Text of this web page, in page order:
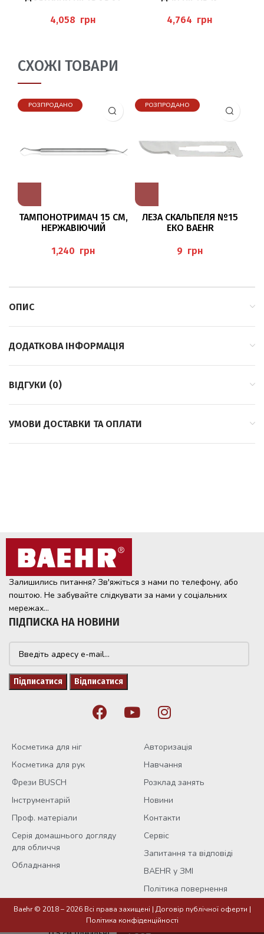
15 ММ BAEHR
грн
КІНЧИКАМИ BAEHR
грн
СХОЖІ ТОВАРИ
РОЗПРОДАНО
ТАМПОНОТРИМАЧ 15 СМ,
НЕРЖАВІЮЧИЙ
грн
РОЗПРОДАНО
ЛЕЗА СКАЛЬПЕЛЯ №15
ЕКО BAEHR
грн
ОПИС
ДОДАТКОВА ІНФОРМАЦІЯ
ВІДГУКИ (0)
УМОВИ ДОСТАВКИ ТА ОПЛАТИ
Залишились питання? Зв'яжіться з нами по телефону, або
поштою. Не забувайте слідкувати за нами у соціальних
мережах...
ПІДПИСКА НА НОВИНИ
Косметика для ніг
Косметика для рук
Фрези BUSCH
Інструментарій
Проф. матеріали
Серія домашнього догляду
для обличчя
Обладнання
Авторизація
Навчання
Розклад занять
Новини
Контакти
Сервіс
Запитання та відповіді
BAEHR у ЗМІ
Політика повернення
Baehr © 2018 – 2026 Всі права захищені | Договір публічної оферти |
Політика конфіденційності
Кусачки для нігтів,